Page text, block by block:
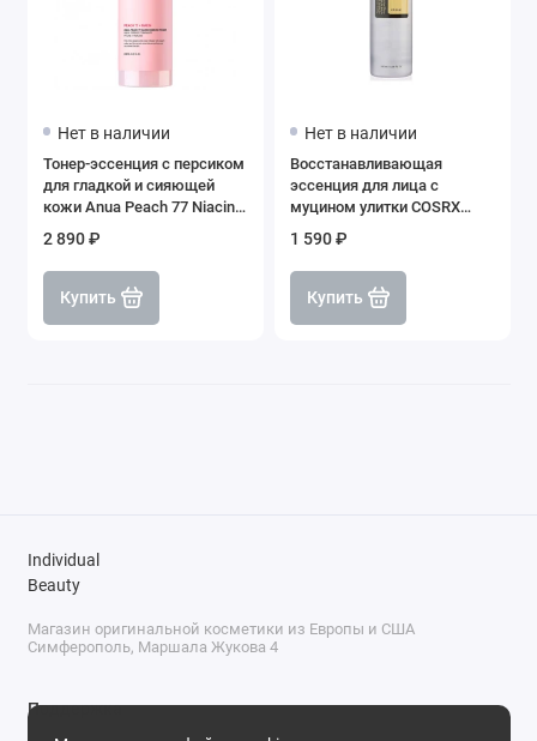
Нет в наличии
Тонер-эссенция с персиком
для гладкой и сияющей
кожи Anua Peach 77 Niacin
2 890 ₽
Купить
Нет в наличии
Восстанавливающая
эссенция для лица с
муцином улитки COSRX
Power Essence, 100 мл
1 590 ₽
Купить
Individual
Beauty
Магазин оригинальной косметики из Европы и США
Симферополь, Маршала Жукова 4
Поддержка